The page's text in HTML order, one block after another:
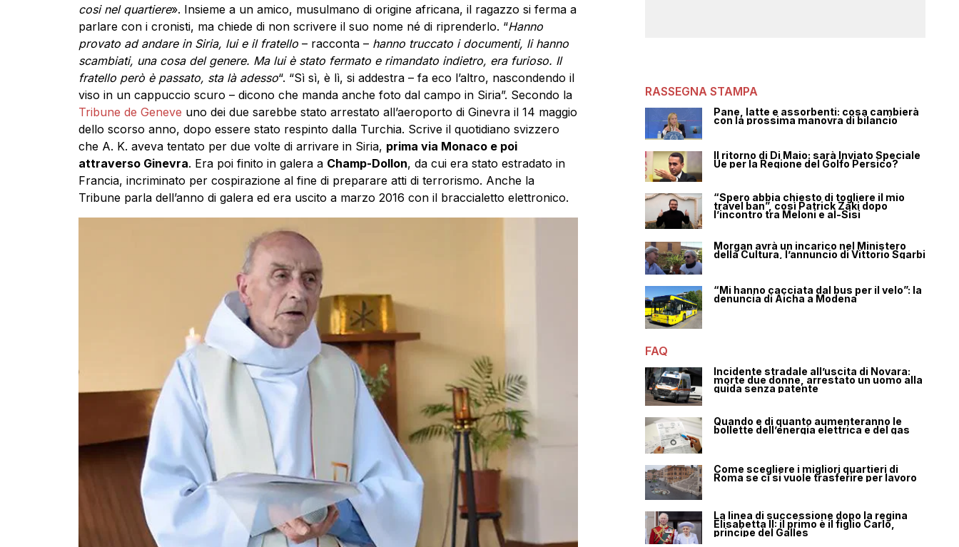
cosi nel quartiere». Insieme a un amico, musulmano di origine africana, il ragazzo si ferma a
parlare con i cronisti, ma chiede di non scrivere il suo nome né di riprenderlo. “Hanno
provato ad andare in Siria, lui e il fratello– racconta –hanno truccato i documenti, li hanno
scambiati, una cosa del genere. Ma lui è stato fermato e rimandato indietro, era furioso. Il
fratello però è passato, sta là adesso“. “Sì sì, è lì, si addestra – fa eco l’altro, nascondendo il
viso in un cappuccio scuro – dicono che manda anche foto dal campo in Siria”. Secondo la
Tribune de Geneve uno dei due sarebbe stato arrestato all’aeroporto di Ginevra il 14 maggio
dello scorso anno, dopo essere stato respinto dalla Turchia. Scrive il quotidiano svizzero
che A. K. aveva tentato per due volte di arrivare in Siria, prima via Monaco e poi
attraverso Ginevra. Era poi finito in galera a Champ-Dollon, da cui era stato estradato in
Francia, incriminato per cospirazione al fine di preparare atti di terrorismo. Anche la
Tribune parla dell’anno di galera ed era uscito a marzo 2016 con il braccialetto elettronico.
RASSEGNA STAMPA
Pane, latte e assorbenti: cosa cambierà
con la prossima manovra di bilancio
Il ritorno di Di Maio: sarà Inviato Speciale
Ue per la Regione del Golfo Persico?
“Spero abbia chiesto di togliere il mio
travel ban”, così Patrick Zaki dopo
l’incontro tra Meloni e al-Sisi
Morgan avrà un incarico nel Ministero
della Cultura, l’annuncio di Vittorio Sgarbi
“Mi hanno cacciata dal bus per il velo”: la
denuncia di Aicha a Modena
FAQ
Incidente stradale all’uscita di Novara:
morte due donne, arrestato un uomo alla
guida senza patente
Quando e di quanto aumenteranno le
bollette dell’energia elettrica e del gas
Come scegliere i migliori quartieri di
Roma se ci si vuole trasferire per lavoro
La linea di successione dopo la regina
Elisabetta II: il primo è il figlio Carlo,
principe del Galles